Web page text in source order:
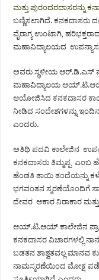
ಮತ್ತುಪುರಂದರದಾಸರನ್ನು
ಬಣ್ಣಿಸಲಾಗಿದೆ. ಕನಕದಾಸರು
ವೈರಾಗ್ಯ ಉಂಟಾಗಿ,
ಮಹಾವಿದ್ಯಾಲಯದ
ಅವರು ಸ್ಥಳೀಯ ಆರ್.ಡಿ.ಎಸ್
ಮಹಾವಿದ್ಯಾಲಯ
ಆಯೋಜಿಸಿದ ಕನಕದಾಸರ
ನೀಡಿದ ಸಂದೇಶಗಳನ್ನು
ಎಂದರು.
ಅತಿಥಿ ಪದವಿ ಕಾಲೇಜಿನ
ಕನಕದಾಸರು ತಿಮ್ಮಪ್ಪ ಎಂಬ
ಹೆಂಡತಿ ತಾಯಿ ತಂದೆಯನ್ನು
ಭಗವಂತನ ಸ್ಮರಣೆಯೊಂದಿಗೆ
ದೇವರ ಆಕಾರ ನಿರಾಕಾರ
ಆಯ್.ಟಿ.ಆಯ್ ಕಾಲೇಜಿನ
ಕನಕದಾಸರ ವಿಚಾರಗಳಲ್ಲಿ
ಬಡತನ ಶಾಶ್ವತವಲ್ಲ ಮಾನವ
ನಾಮಸ್ಮರಣೆಯಿಂದ ಮೋಕ್ಷ